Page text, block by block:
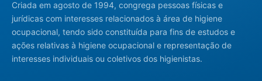
Criada em agosto de 1994, congrega pessoas físicas e
jurídicas com interesses relacionados à área de higiene
ocupacional, tendo sido constituída para fins de estudos e
ações relativas à higiene ocupacional e representação de
interesses individuais ou coletivos dos higienistas.